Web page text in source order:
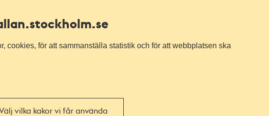
.stockholm.se
cookies, för att sammanställa statistik och för att webbplatsen ska
vilka kakor vi får använda